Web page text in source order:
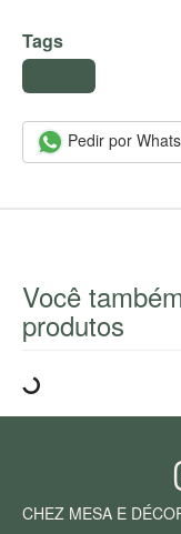
Tags
Pedir por
Você
produtos
CHEZ MESA E